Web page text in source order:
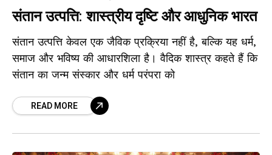
संतान उत्पत्ति: शास्त्रीय दृष्टि और आधुनिक भारत
संतान उत्पत्ति केवल एक जैविक प्रक्रिया नहीं है, बल्कि यह धर्म,
समाज और भविष्य की आधारशिला है। वैदिक शास्त्र कहते हैं कि
संतान का जन्म संस्कार और धर्म परंपरा को
READ MORE